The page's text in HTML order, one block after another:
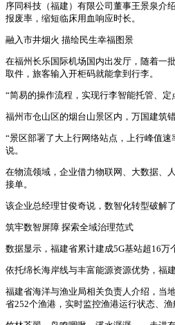
序同科技（福建）有限公司董事王景泉介
报废率，缩短临床用血响应时长。
融入市井烟火 描绘民生幸福图景
在福州长乐国际机场国内出发厅，随着一
取件，旅客输入开柜码就能拿到行李。
“简易的操作流程，实现行李智能托管、
福州市仓山区的烟台山景区内，万国建筑
“景区部署了大上行网络站点，上行峰值
说。
在物流领域，企业借力物联网、大数据、
接单。
该企业总经理甘俊奇说，数智化转型破解
筑牢数智屏障 探索全域治理范式
数据显示，福建省累计建成5G基站超16万
依托绵长海岸线与丰富能源资源优势，福
福建省海洋与渔业局相关负责人介绍，当
省252个渔港，实时监控渔港运行状态、